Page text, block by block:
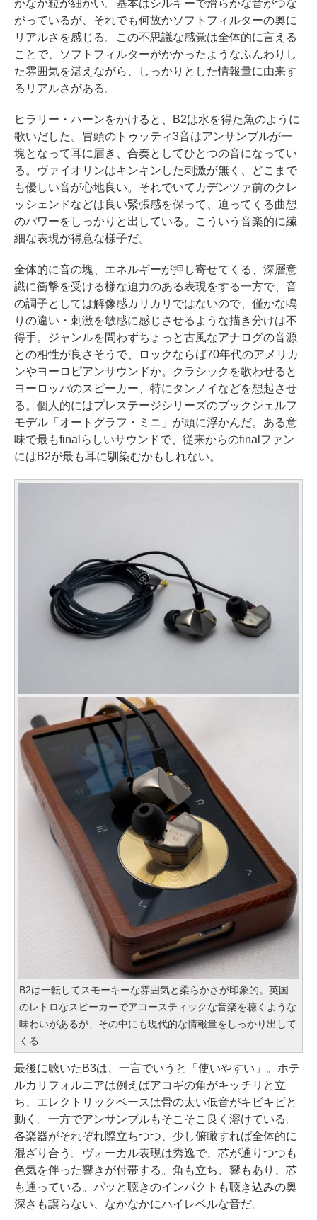
かなか粒が細かい。基本はシルキーで滑らかな音がつな
がっているが、それでも何故かソフトフィルターの奥に
リアルさを感じる。この不思議な感覚は全体的に言える
ことで、ソフトフィルターがかかったようなふんわりし
た雰囲気を湛えながら、しっかりとした情報量に由来す
るリアルさがある。
ヒラリー・ハーンをかけると、B2は水を得た魚のように
歌いだした。冒頭のトゥッティ3音はアンサンブルが一
塊となって耳に届き、合奏としてひとつの音になってい
る。ヴァイオリンはキンキンした刺激が無く、どこまで
も優しい音が心地良い。それでいてカデンツァ前のクレ
ッシェンドなどは良い緊張感を保って、迫ってくる曲想
のパワーをしっかりと出している。こういう音楽的に繊
細な表現が得意な様子だ。
全体的に音の塊、エネルギーが押し寄せてくる、深層意
識に衝撃を受ける様な迫力のある表現をする一方で、音
の調子としては解像感カリカリではないので、僅かな鳴
りの違い・刺激を敏感に感じさせるような描き分けは不
得手。ジャンルを問わずちょっと古風なアナログの音源
との相性が良さそうで、ロックならば70年代のアメリカ
ンやヨーロピアンサウンドか。クラシックを歌わせると
ヨーロッパのスピーカー、特にタンノイなどを想起させ
る。個人的にはプレステージシリーズのブックシェルフ
モデル「オートグラフ・ミニ」が頭に浮かんだ。ある意
味で最もfinalらしいサウンドで、従来からのfinalファン
にはB2が最も耳に馴染むかもしれない。
B2は一転してスモーキーな雰囲気と柔らかさが印象的。英国
のレトロなスピーカーでアコースティックな音楽を聴くような
味わいがあるが、その中にも現代的な情報量をしっかり出して
くる
最後に聴いたB3は、一言でいうと「使いやすい」。ホテ
ルカリフォルニアは例えばアコギの角がキッチリと立
ち、エレクトリックベースは骨の太い低音がキビキビと
動く。一方でアンサンブルもそこそこ良く溶けている。
各楽器がそれぞれ際立ちつつ、少し俯瞰すれば全体的に
混ざり合う。ヴォーカル表現は秀逸で、芯が通りつつも
色気を伴った響きが付帯する。角も立ち、響もあり、芯
も通っている。パッと聴きのインパクトも聴き込みの奥
深さも譲らない、なかなかにハイレベルな音だ。